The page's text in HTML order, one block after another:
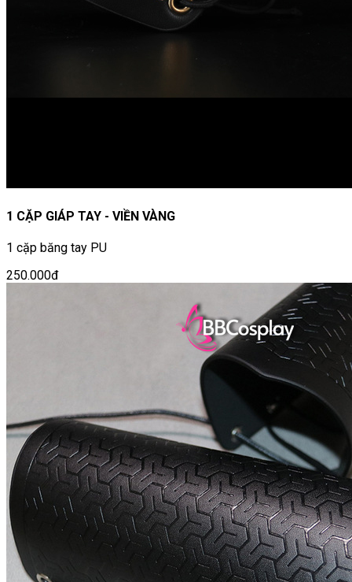
1 CẶP GIÁP TAY - VIỀN VÀNG
1 cặp băng tay PU
250.000đ